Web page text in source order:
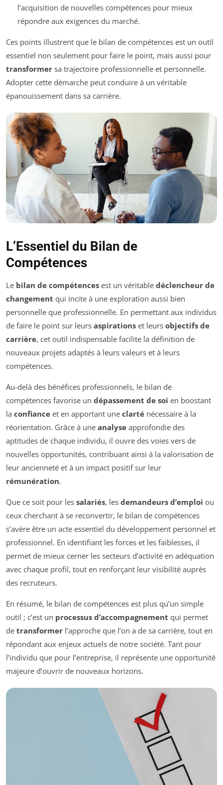
l’acquisition de nouvelles compétences pour mieux
répondre aux exigences du marché.
Ces points illustrent que le bilan de compétences est un outil
essentiel non seulement pour faire le point, mais aussi pour
transformer sa trajectoire professionnelle et personnelle.
Adopter cette démarche peut conduire à un véritable
épanouissement dans sa carrière.
L’Essentiel du Bilan de
Compétences
Le bilan de compétences est un véritable déclencheur de
changement qui incite à une exploration aussi bien
personnelle que professionnelle. En permettant aux individus
de faire le point sur leurs aspirations et leurs objectifs de
carrière, cet outil indispensable facilite la définition de
nouveaux projets adaptés à leurs valeurs et à leurs
compétences.
Au-delà des bénéfices professionnels, le bilan de
compétences favorise un dépassement de soi en boostant
la confiance et en apportant une clarté nécessaire à la
réorientation. Grâce à une analyse approfondie des
aptitudes de chaque individu, il ouvre des voies vers de
nouvelles opportunités, contribuant ainsi à la valorisation de
leur ancienneté et à un impact positif sur leur
rémunération.
Que ce soit pour les salariés, les demandeurs d’emploi ou
ceux cherchant à se reconvertir, le bilan de compétences
s’avère être un acte essentiel du développement personnel et
professionnel. En identifiant les forces et les faiblesses, il
permet de mieux cerner les secteurs d’activité en adéquation
avec chaque profil, tout en renforçant leur visibilité auprès
des recruteurs.
En résumé, le bilan de compétences est plus qu’un simple
outil ; c’est un processus d’accompagnement qui permet
de transformer l’approche que l’on a de sa carrière, tout en
répondant aux enjeux actuels de notre société. Tant pour
l’individu que pour l’entreprise, il représente une opportunité
majeure d’ouvrir de nouveaux horizons.